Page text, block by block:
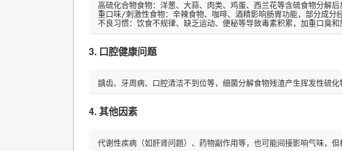
高硫化合物食物：洋葱、大蒜、肉类、鸡蛋、西兰花等含硫食物分解后
重口味/刺激性食物：辛辣食物、咖啡、酒精影响肠胃功能，部分成分
不良习惯：饮食不规律、缺乏运动、便秘等导致毒素积累，加重口臭和
3. 口腔健康问题
龋齿、牙周病、口腔清洁不到位等，细菌分解食物残渣产生挥发性硫
4.其他因素
代谢性疾病（如肝肾问题）、药物副作用等，也可能间接影响气味，但